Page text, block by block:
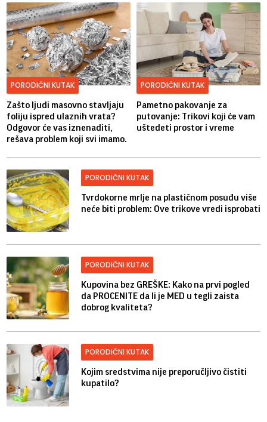
PORODIČNI KUTAK
Zašto ljudi masovno stavljaju
foliju ispred ulaznih vrata?
Odgovor će vas iznenaditi,
rešava problem koji svi imamo.
PORODIČNI KUTAK
Pametno pakovanje za
putovanje: Trikovi koji će vam
uštedeti prostor i vreme
PORODIČNI KUTAK
Tvrdokorne mrlje na plastičnom posuđu više
neće biti problem: Ove trikove vredi isprobati
PORODIČNI KUTAK
Kupovina bez GREŠKE: Kako na prvi pogled
da PROCENITE da li je MED u tegli zaista
dobrog kvaliteta?
PORODIČNI KUTAK
Kojim sredstvima nije preporučljivo čistiti
kupatilo?